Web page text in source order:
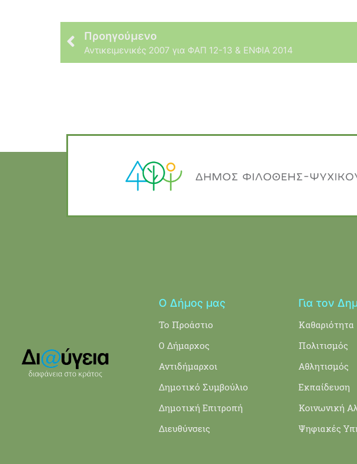
Προηγούμενο
Αντικειμενικές 2007 για ΦΑΠ 12-13 & ΕΝΦΙΑ 2014
Ο Δήμος μας
Το Προάστιο
Ο Δήμαρχος
Αντιδήμαρχοι
Δημοτικό Συμβούλιο
Δημοτική Επιτροπή
Διευθύνσεις
Για τον
Καθαριότητα
Πολιτισμός
Αθλητισμός
Εκπαίδευση
Κοινωνική
Ψηφιακές